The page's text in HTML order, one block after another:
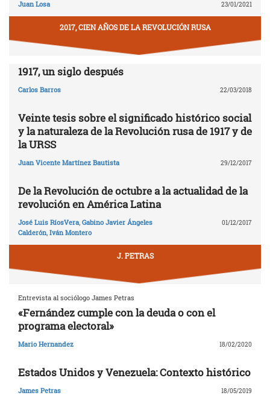
Juan Losa 23/01/2021
2017, CIEN AÑOS DE LA REVOLUCIÓN RUSA
1917, un siglo después
Carlos Barros 22/03/2018
Veinte tesis sobre el significado histórico social
y la naturaleza de la Revolución rusa de 1917 y de
la URSS
Juan Vicente Martínez Bautista 29/12/2017
De la Revolución de octubre a la actualidad de la
revolución en América Latina
José Luis RíosVera, Gabino Javier Ángeles
Calderón, Iván Montero
01/12/2017
J. PETRAS
Entrevista al sociólogo James Petras
«Fernández cumple con la deuda o con el
programa electoral»
Mario Hernandez 18/02/2020
Estados Unidos y Venezuela: Contexto histórico
James Petras 18/05/2019